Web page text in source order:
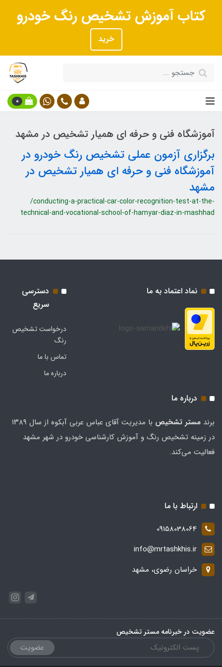
کتاب آموزش تشخیص رنگ خودرو
خرید
0
آموزشگاه فنی و حرفه ای همیار تشخیص در مشهد
برگزاری آزمون عملی تشخیص رنگ خودرو در
آموزشگاه فنی و حرفه ای همیار تشخیص در
مشهد
/conducting-a-practical-car-color-recognition-test-at-the-
technical-and-vocational-school-of-hamyar-diaz-in-mashhad
نماد اعتماد به ما
دسترسی
سریع
درخواست تشخیص
رنگ
تماس با ما
درباره ما
درباره ما
برند مستر تشخيص
با مدیریت آقای عباس عربی آبکوه از سال ۱۳۸۹
در زمینه تشخیص رنگ و آموزش کارشناسی خودرو در شهر مشهد
فعالیت می‌کند.
ارتباط با ما
09158038064
info@mrtashkhis.ir
خراسان رضوی، مشهد
عضویت در خبرنامه مستر تشخیص
عضویت